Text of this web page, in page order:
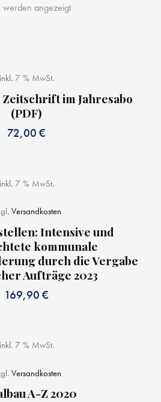
angezeigt
im Jahresabo
(PDF)
72,00 €
inkl. 7 % MwSt.
Intensive und
kommunale
durch die Vergabe
Aufträge 2023
169,90 €
inkl. 7 % MwSt.
Versandkosten
A-Z 2020
inkl. 7 % MwSt.
Versandkosten